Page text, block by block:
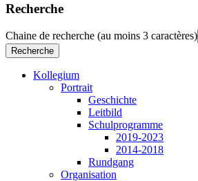
Recherche
Chaine de recherche (au moins 3 caractères)
Kollegium
Portrait
Geschichte
Leitbild
Schulprogramme
2019-2023
2014-2018
Rundgang
Organisation